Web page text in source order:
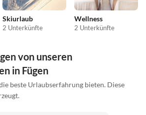
Skiurlaub
2 Unterkünfte
Wellness
2 Unterkünfte
von unseren
in Fügen
beste Urlaubserfahrung bieten. Diese